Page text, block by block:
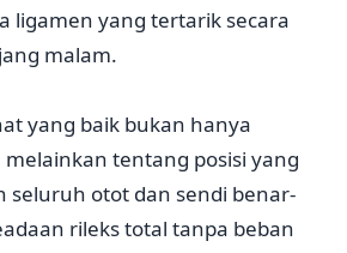
ligamen yang tertarik secara
malam.
yang baik bukan hanya
tentang posisi yang
seluruh otot dan sendi benar-
rileks total tanpa beban